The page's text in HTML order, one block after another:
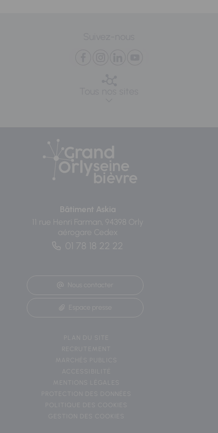
Bâtiment Askia
11 rue Henri Farman, 94398 Orly
aérogare Cedex
01 78 18 22 22
Nous contacter
Espace presse
PLAN DU SITE
RECRUTEMENT
MARCHÉS PUBLICS
ACCESSIBILITÉ
MENTIONS LÉGALES